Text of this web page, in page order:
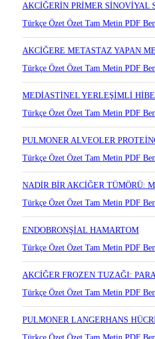
Türkçe ÖzetÖzetTam MetinPDF
AKCİĞERİN PRİMER SİNOVİYAL
Türkçe ÖzetÖzetTam MetinPDF
AKCİĞERE METASTAZ YAPAN
Türkçe ÖzetÖzetTam MetinPDF
MEDİASTİNEL YERLEŞİMLİ
Türkçe ÖzetÖzetTam MetinPDF
PULMONER ALVEOLER
Türkçe ÖzetÖzetTam MetinPDF
NADİR BİR AKCİĞER TÜMÖRÜ:
Türkçe ÖzetÖzetTam MetinPDF
ENDOBRONŞİAL HAMARTOM
Türkçe ÖzetÖzetTam MetinPDF
AKCİĞER FROZEN TUZAĞI:
Türkçe ÖzetÖzetTam MetinPDF